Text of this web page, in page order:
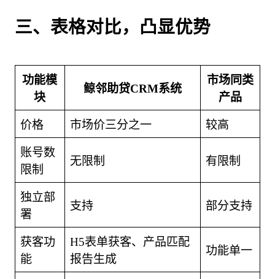
三、表格对比，凸显优势
功能模
块
鲸邻助贷CRM系统
市场同类
产品
价格 市场价三分之一 较高
账号数
限制
无限制 有限制
独立部
署
支持 部分支持
获客功
能
H5表单获客、产品匹配
报告生成
功能单一